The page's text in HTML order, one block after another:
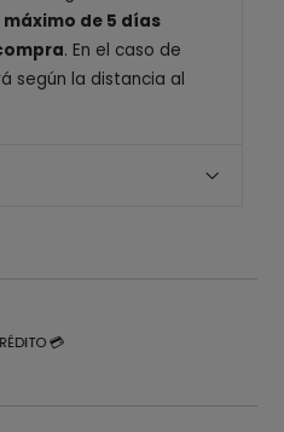
máximo de 5 días
. En el caso de
según la distancia al
💳